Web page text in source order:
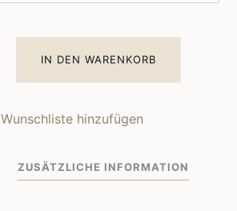
IN DEN WARENKORB
Wunschliste hinzufügen
ZUSÄTZLICHE INFORMATION